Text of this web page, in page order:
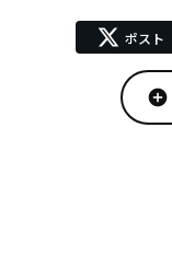
ポスト
add_circle